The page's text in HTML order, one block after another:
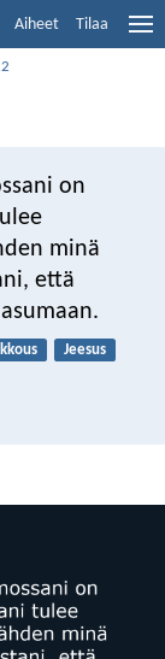
Aiheet Tilaa
on
minä
että
Jeesus